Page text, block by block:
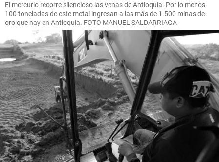
El mercurio recorre silencioso las venas de Antioquia. Por lo menos
100 toneladas de este metal ingresan a las más de 1.500 minas de
oro que hay en Antioquia. FOTO MANUEL SALDARRIAGA